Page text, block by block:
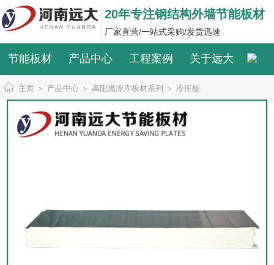
20年专注钢结构外墙节能板材
厂家直营/一站式采购/发货迅速
节能板材 产品中心 工程案例 关于远大
主页＞ 产品中心＞ 高阻燃冷库板材系列 ＞ 冷库板